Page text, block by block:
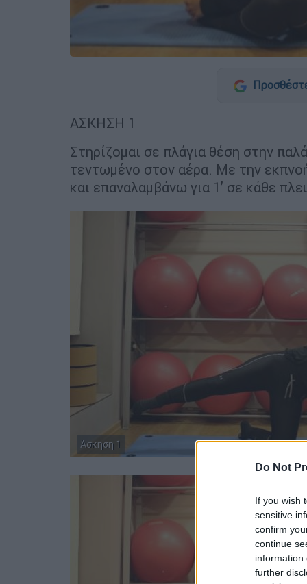
Do Not
If you wish
sensitive
confirm
continue
information
further
ΑΣΚΗΣΗ 1
Στηρίζομαι σε πλάγια θέση στην
τεντωμένο στον αέρα. Με την
και επαναλαμβάνω για 1’ σε κάθε
Άσκηση 1